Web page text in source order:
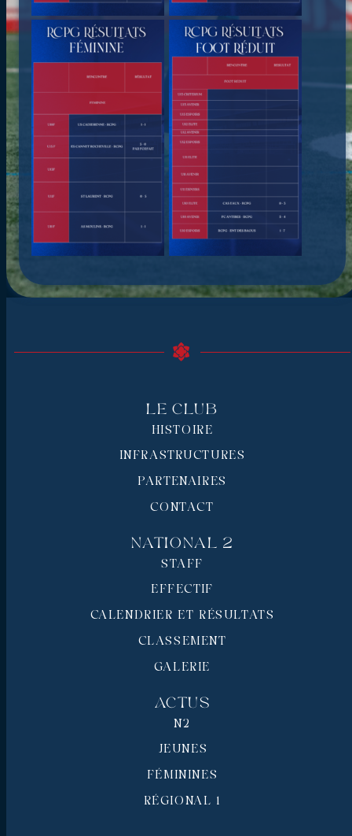
Le Club
HISTOIRE
INFRASTRUCTURES
PARTENAIRES
CONTACT
National 2
STAFF
EFFECTIF
CALENDRIER ET RÉSULTATS
CLASSEMENT
GALERIE
Actus
N2
JEUNES
FÉMININES
RÉGIONAL 1